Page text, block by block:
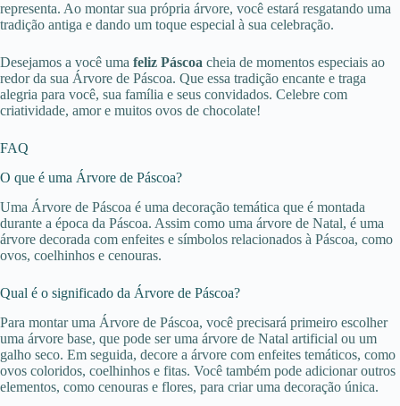
representa. Ao montar sua própria árvore, você estará resgatando uma
tradição antiga e dando um toque especial à sua celebração.
Desejamos a você uma feliz Páscoa cheia de momentos especiais ao
redor da sua Árvore de Páscoa. Que essa tradição encante e traga
alegria para você, sua família e seus convidados. Celebre com
criatividade, amor e muitos ovos de chocolate!
FAQ
O que é uma Árvore de Páscoa?
Uma Árvore de Páscoa é uma decoração temática que é montada
durante a época da Páscoa. Assim como uma árvore de Natal, é uma
árvore decorada com enfeites e símbolos relacionados à Páscoa, como
ovos, coelhinhos e cenouras.
Qual é o significado da Árvore de Páscoa?
Para montar uma Árvore de Páscoa, você precisará primeiro escolher
uma árvore base, que pode ser uma árvore de Natal artificial ou um
galho seco. Em seguida, decore a árvore com enfeites temáticos, como
ovos coloridos, coelhinhos e fitas. Você também pode adicionar outros
elementos, como cenouras e flores, para criar uma decoração única.